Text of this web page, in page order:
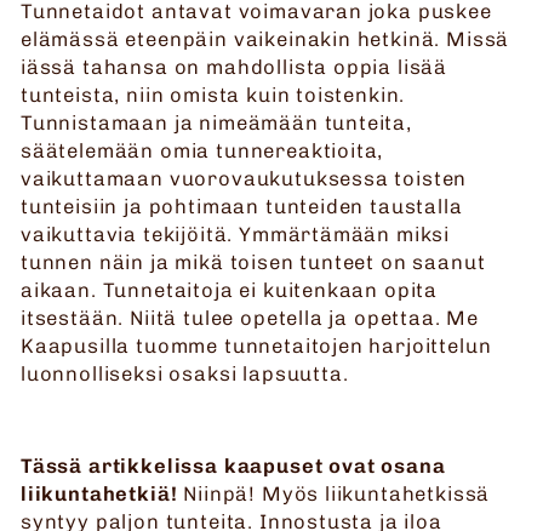
Tunnetaidot antavat voimavaran joka puskee
elämässä eteenpäin vaikeinakin hetkinä. Missä
iässä tahansa on mahdollista oppia lisää
tunteista, niin omista kuin toistenkin.
Tunnistamaan ja nimeämään tunteita,
säätelemään omia tunnereaktioita,
vaikuttamaan vuorovaukutuksessa toisten
tunteisiin ja pohtimaan tunteiden taustalla
vaikuttavia tekijöitä. Ymmärtämään miksi
tunnen näin ja mikä toisen tunteet on saanut
aikaan. Tunnetaitoja ei kuitenkaan opita
itsestään. Niitä tulee opetella ja opettaa. Me
Kaapusilla tuomme tunnetaitojen harjoittelun
luonnolliseksi osaksi lapsuutta.
Tässä artikkelissa kaapuset ovat osana
liikuntahetkiä! Niinpä! Myös liikuntahetkissä
syntyy paljon tunteita. Innostusta ja iloa